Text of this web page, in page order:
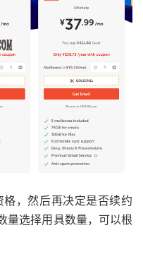
，然后再决定是否续约
量选择用具数量，可以根